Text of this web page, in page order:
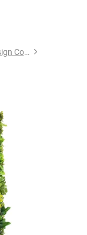
DongGuan Besco Garden Design Co.,Ltd